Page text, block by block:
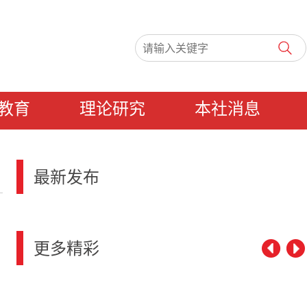
育 理论研究 本社消息
最新发布
更多精彩